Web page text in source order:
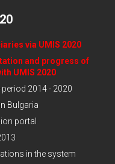
via UMIS 2020
and progress of
UMIS 2020
2014 - 2020
Bulgaria
portal
in the system